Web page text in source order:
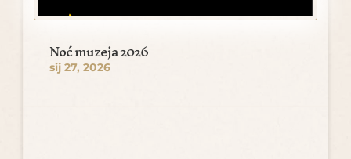
Noć muzeja 2026
sij 27, 2026